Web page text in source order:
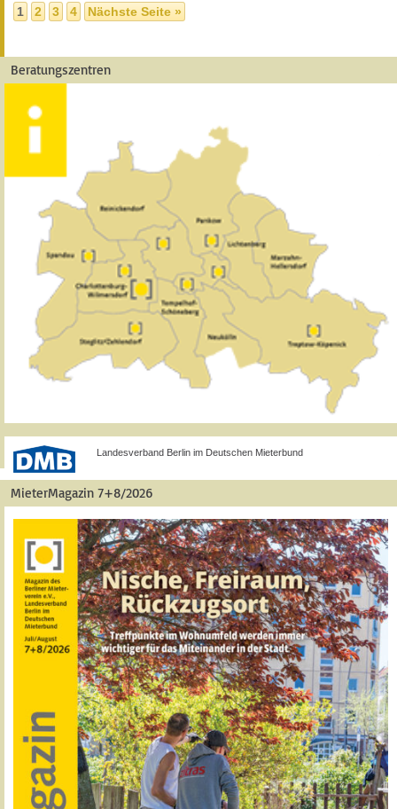
1 2 3 4 Nächste Seite »
Beratungszentren
Landesverband Berlin im Deutschen Mieterbund
MieterMagazin 7+8/2026